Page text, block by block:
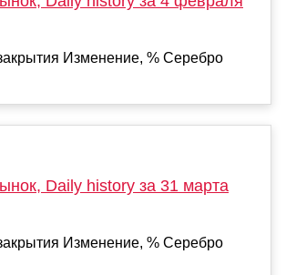
Изменение, % Серебро
Daily history за 31 марта
Изменение, % Серебро